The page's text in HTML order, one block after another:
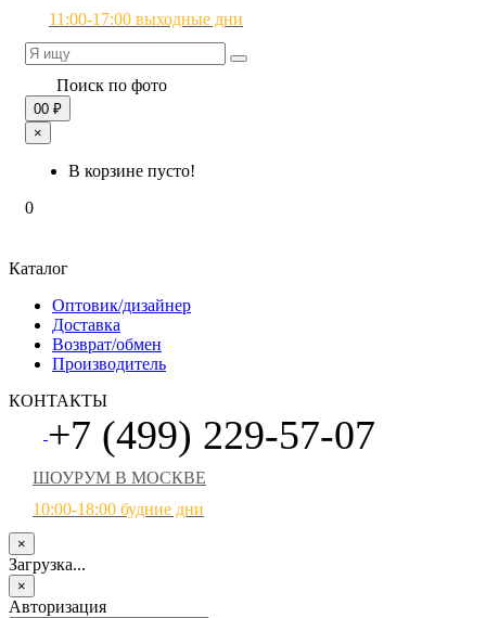
11:00-17:00 выходные дни
Поиск по фото
00 ₽
×
В корзине пусто!
0
Каталог
Оптовик/дизайнер
Доставка
Возврат/обмен
Производитель
КОНТАКТЫ
+7 (499) 229-57-07
ШОУРУМ В МОСКВЕ
10:00-18:00 будние дни
×
Загрузка...
×
Авторизация